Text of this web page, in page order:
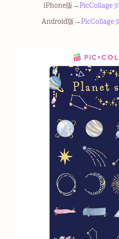
iPhone版→ PicCollage
Android版→ PicCollage